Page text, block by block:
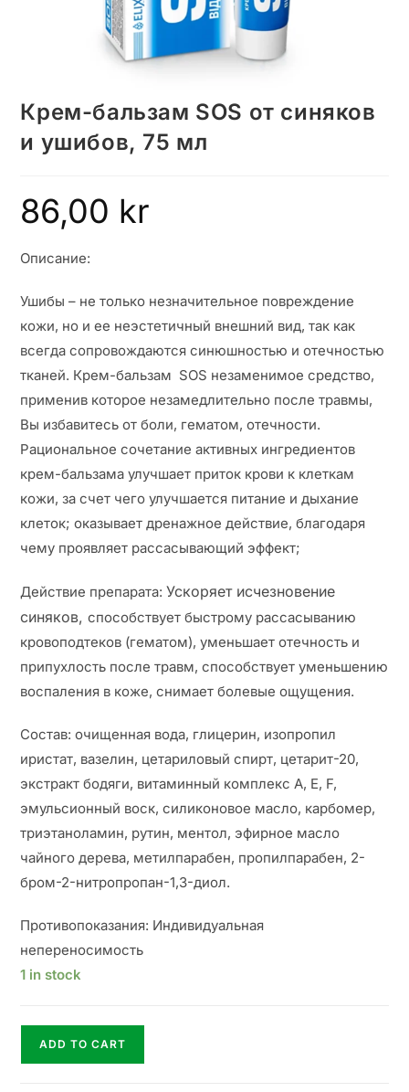
Крем-бальзам SOS от синяков
и ушибов, 75 мл
86,00 kr
Описание:
Ушибы – не только незначительное повреждение
кожи, но и ее неэстетичный внешний вид, так как
всегда сопровождаются синюшностью и отечностью
тканей. Крем-бальзам SOS незаменимое средство,
применив которое незамедлительно после травмы,
Вы избавитесь от боли, гематом, отечности.
Рациональное сочетание активных ингредиентов
крем-бальзама улучшает приток крови к клеткам
кожи, за счет чего улучшается питание и дыхание
клеток; оказывает дренажное действие, благодаря
чему проявляет рассасывающий эффект;
Действие препарата:Ускоряет исчезновение
синяков,способствует быстрому рассасыванию
кровоподтеков (гематом), уменьшает отечность и
припухлость после травм, способствует уменьшению
воспаления в коже, снимает болевые ощущения.
Состав:очищенная вода, глицерин, изопропил
иристат, вазелин, цетариловый спирт, цетарит-20,
экстракт бодяги, витаминный комплекс A, E, F,
эмульсионный воск, силиконовое масло, карбомер,
триэтаноламин, рутин, ментол, эфирное масло
чайного дерева, метилпарабен, пропилпарабен, 2-
бром-2-нитропропан-1,3-диол.
Противопоказания: Индивидуальная
непереносимость
1 in stock
ADD TO CART